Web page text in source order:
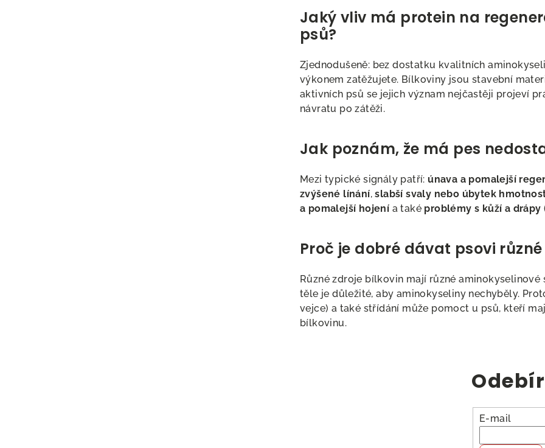
Jaký vliv má protein na
psů?
Zjednodušeně: bez dostatku kvalitních
výkonem zatěžujete. Bílkoviny jsou stavební
aktivních psů se jejich význam nejčastěji projeví
návratu po zátěži.
Jak poznám, že má pes
Mezi typické signály patří:únava a pomalejší
zvýšené línání,slabší svaly nebo úbytek
a pomalejší hojení a také problémy s kůží a drápy
Proč je dobré dávat psovi
Různé zdroje bílkovin mají různé
těle je důležité, aby aminokyseliny nechyběly.
vejce) a také střídání může pomoct u psů, kteří
bílkovinu.
E-mail